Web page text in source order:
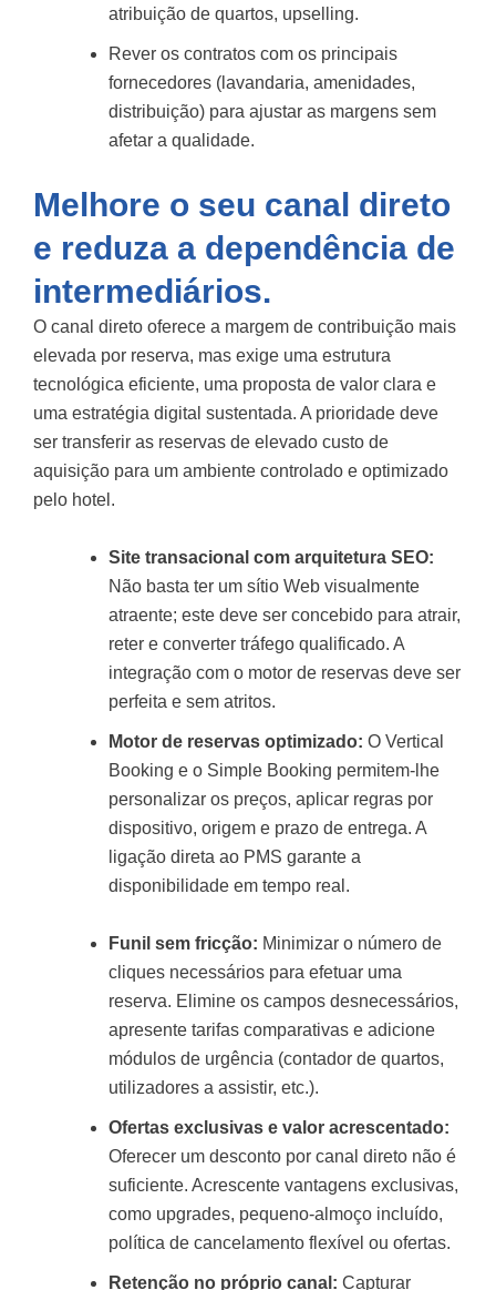
atribuição de quartos, upselling.
Rever os contratos com os principais
fornecedores (lavandaria, amenidades,
distribuição) para ajustar as margens sem
afetar a qualidade.
Melhore o seu canal direto
e reduza a dependência de
intermediários.
O canal direto oferece a margem de contribuição mais
elevada por reserva, mas exige uma estrutura
tecnológica eficiente, uma proposta de valor clara e
uma estratégia digital sustentada. A prioridade deve
ser transferir as reservas de elevado custo de
aquisição para um ambiente controlado e optimizado
pelo hotel.
Site transacional com arquitetura SEO:
Não basta ter um sítio Web visualmente
atraente; este deve ser concebido para atrair,
reter e converter tráfego qualificado. A
integração com o motor de reservas deve ser
perfeita e sem atritos.
Motor de reservas optimizado: O Vertical
Booking e o Simple Booking permitem-lhe
personalizar os preços, aplicar regras por
dispositivo, origem e prazo de entrega. A
ligação direta ao PMS garante a
disponibilidade em tempo real.
Funil sem fricção: Minimizar o número de
cliques necessários para efetuar uma
reserva. Elimine os campos desnecessários,
apresente tarifas comparativas e adicione
módulos de urgência (contador de quartos,
utilizadores a assistir, etc.).
Ofertas exclusivas e valor acrescentado:
Oferecer um desconto por canal direto não é
suficiente. Acrescente vantagens exclusivas,
como upgrades, pequeno-almoço incluído,
política de cancelamento flexível ou ofertas.
Retenção no próprio canal: Capturar